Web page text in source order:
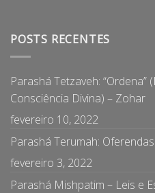
POSTS RECENTES
Parashá Tetzaveh: “Ordena”
Consciência Divina) – Zohar
fevereiro 10, 2022
Parashá Terumah:
fevereiro 3, 2022
Parashá Mishpatim – Leis e